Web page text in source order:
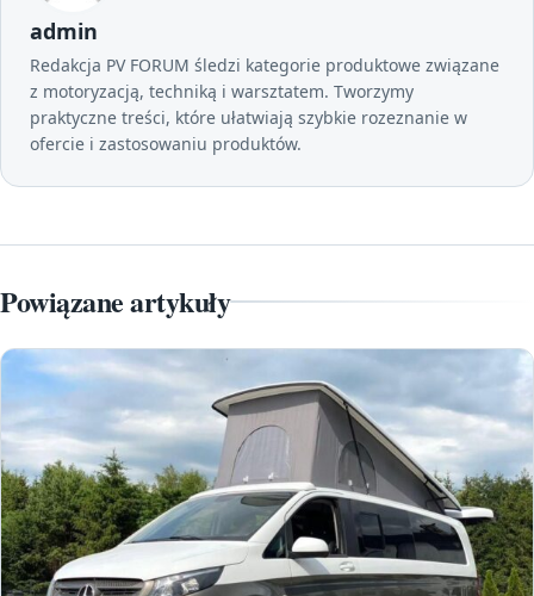
admin
Redakcja PV FORUM śledzi kategorie produktowe związane
z motoryzacją, techniką i warsztatem. Tworzymy
praktyczne treści, które ułatwiają szybkie rozeznanie w
ofercie i zastosowaniu produktów.
Powiązane artykuły